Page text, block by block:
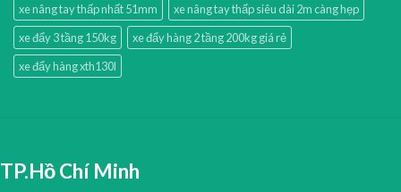
xe nâng tay thấp nhất 51mm
xe nâng tay thấp siêu dài 2m càng hẹp
xe đẩy 3 tầng 150kg
xe đẩy hàng 2 tầng 200kg giá rẻ
xe đẩy hàng xth130l
TP.Hồ Chí Minh